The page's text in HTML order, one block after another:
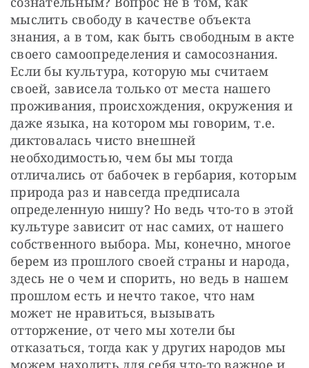
мыслить свободу в качестве объекта
знания, а в том, как быть свободным в акте
своего самоопределения и самосознания.
Если бы культура, которую мы считаем
своей, зависела только от места нашего
проживания, происхождения, окружения и
даже языка, на котором мы говорим, т.е.
диктовалась чисто внешней
необходимостью, чем бы мы тогда
отличались от бабочек в гербария, которым
природа раз и навсегда предписала
определенную нишу? Но ведь что-то в этой
культуре зависит от нас самих, от нашего
собственного выбора. Мы, конечно, многое
берем из прошлого своей страны и народа,
здесь не о чем и спорить, но ведь в нашем
прошлом есть и нечто такое, что нам
может не нравиться, вызывать
отторжение, от чего мы хотели бы
отказаться, тогда как у других народов мы
можем находить для себя что-то важное и